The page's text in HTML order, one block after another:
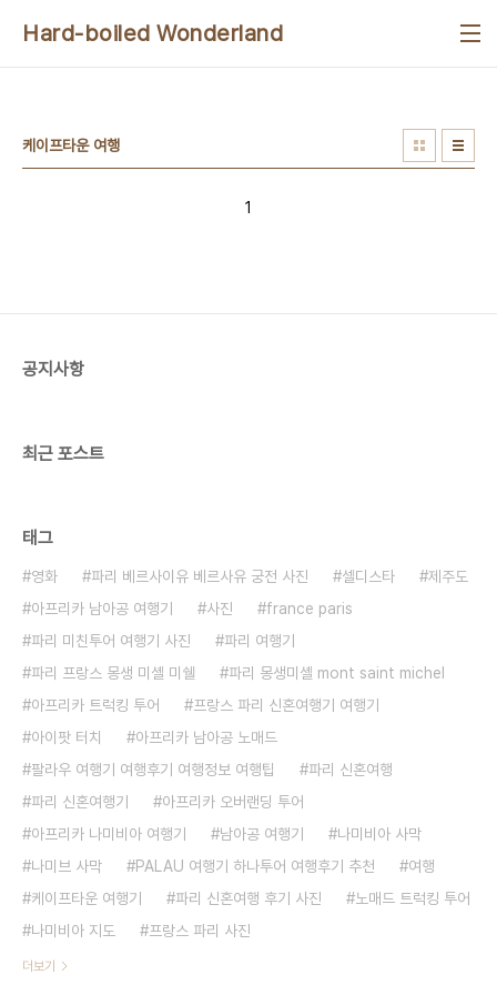
Hard-boiled Wonderland
케이프타운 여행
1
공지사항
최근 포스트
태그
영화 파리 베르사이유 베르사유 궁전 사진 셀디스타
제주도
아프리카 남아공 여행기
사진
france paris
파리 미친투어 여행기 사진
파리 여행기
파리 프랑스 몽생 미셸 미쉘
파리 몽생미셸 mont saint michel
아프리카 트럭킹 투어
프랑스 파리 신혼여행기 여행기
아이팟 터치
아프리카 남아공 노매드
팔라우 여행기 여행후기 여행정보 여행팁
파리 신혼여행
파리 신혼여행기
아프리카 오버랜딩 투어
아프리카 나미비아 여행기
남아공 여행기
나미비아 사막
나미브 사막
PALAU 여행기 하나투어 여행후기 추천
여행
케이프타운 여행기
파리 신혼여행 후기 사진
노매드 트럭킹 투어
나미비아 지도
프랑스 파리 사진
더보기